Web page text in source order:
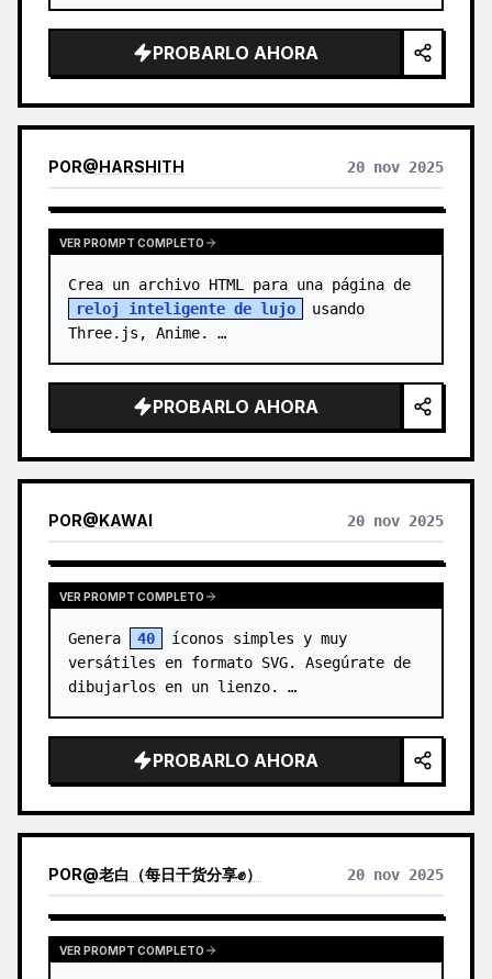
PROBARLO AHORA
POR@HARSHITH 20 nov 2025
VER PROMPT COMPLETO
reloj inteligente de lujo
usando
Three.js, Anime. …
PROBARLO AHORA
POR@KAWAI 20 nov 2025
VER PROMPT COMPLETO
Genera 40
íconos simples y muy
versátiles en formato SVG. Asegúrate de
dibujarlos en un lienzo. …
PROBARLO AHORA
POR@老白（每日干货分享✊） 20 nov 2025
VER PROMPT COMPLETO